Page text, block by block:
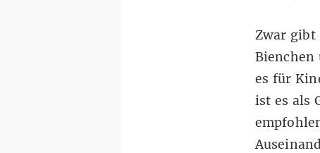
Zwar gibt
Bienchen
esfür
ist es als